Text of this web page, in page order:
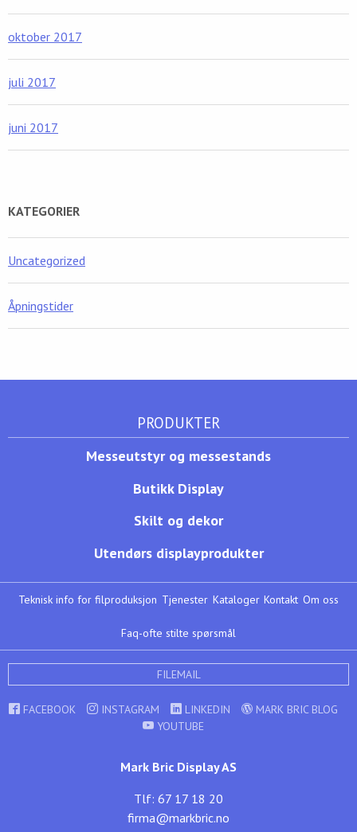
oktober 2017
juli 2017
juni 2017
KATEGORIER
Uncategorized
Åpningstider
PRODUKTER
Messeutstyr og messestands
Butikk Display
Skilt og dekor
Utendørs displayprodukter
Teknisk info for filproduksjon Tjenester Kataloger Kontakt Om oss
Faq-ofte stilte spørsmål
FILEMAIL
FACEBOOK INSTAGRAM LINKEDIN
MARK BRIC BLOG
YOUTUBE
Mark Bric Display AS
Tlf: 67 17 18 20
firma@markbric.no